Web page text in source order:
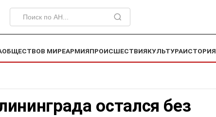
ОБЩЕСТВОВ МИРЕАРМИЯПРОИСШЕСТВИЯКУЛЬТУРАИСТОРИЯ
остался без